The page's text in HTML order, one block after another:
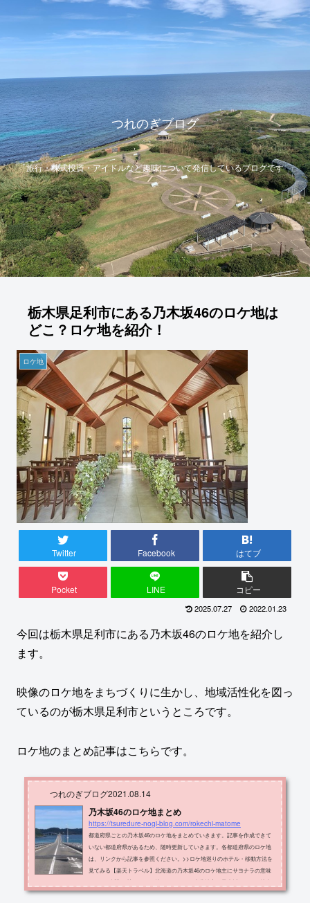
つれのぎブログ
旅行・株式投資・アイドルなど趣味について発信しているブログです
栃木県足利市にある乃木坂46のロケ地は
どこ？ロケ地を紹介！
ロケ地
Twitter Facebook はてブ
Pocket LINE コピー
2025.07.27 2022.01.23
今回は栃木県足利市にある乃木坂46のロケ地を紹介し
ます。
映像のロケ地をまちづくりに生かし、地域活性化を図っ
ているのが栃木県足利市というところです。
ロケ地のまとめ記事はこちらです。
つれのぎブログ2021.08.14
乃木坂46のロケ地まとめ
https://tsuredure-nogi-blog.com/rokechi-matome
都道府県ごとの乃木坂46のロケ地をまとめていきます。記事を作成できて
いない都道府県があるため、随時更新していきます。各都道府県のロケ地
は、リンクから記事を参照ください。>>ロケ地巡りのホテル・移動方法を
見てみる【楽天トラベル】北海道の乃木坂46のロケ地主にサヨナラの意味
のヒット祈願で訪れたロケ地があります。東北地方の乃木坂46のロケ地東
北地方にあるロケ地をまとめて紹介しています。青森・岩手・宮城・福島